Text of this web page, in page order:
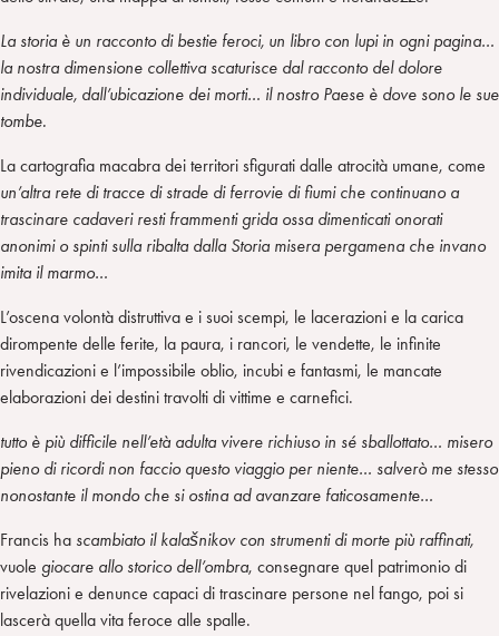
La storia è un racconto di bestie feroci, un libro con lupi in ogni pagina…
la nostra dimensione collettiva scaturisce dal racconto del dolore
individuale, dall’ubicazione dei morti… il nostro Paese è dove sono le sue
tombe.
La cartografia macabra dei territori sfigurati dalle atrocità umane, come
un’altra rete di tracce di strade di ferrovie di fiumi che continuano a
trascinare cadaveri resti frammenti grida ossa dimenticati onorati
anonimi o spinti sulla ribalta dalla Storia misera pergamena che invano
imita il marmo…
L’oscena volontà distruttiva e i suoi scempi, le lacerazioni e la carica
dirompente delle ferite, la paura, i rancori, le vendette, le infinite
rivendicazioni e l’impossibile oblio, incubi e fantasmi, le mancate
elaborazioni dei destini travolti di vittime e carnefici.
tutto è più difficile nell’età adulta vivere richiuso in sé sballottato… misero
pieno di ricordi non faccio questo viaggio per niente… salverò me stesso
nonostante il mondo che si ostina ad avanzare faticosamente…
Francis ha scambiato il kalašnikov con strumenti di morte più raffinati,
vuole giocare allo storico dell’ombra, consegnare quel patrimonio di
rivelazioni e denunce capaci di trascinare persone nel fango, poi si
lascerà quella vita feroce alle spalle.